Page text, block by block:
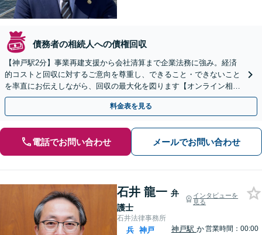
債務者の相続人への債権回収
【神戸駅2分】事業再建支援から会社清算まで企業法務に強み。経済
的コストと回収に対するご意向を尊重し、できること・できないこと
を率直にお伝えしながら、回収の最大化を図ります【オンライン相談
OK】【夜間・休日相談可（要予約）】
料金表を見る
電話でお問い合わせ メールでお問い合わせ
石井 龍一 弁
護士
インタビューを
見る
石井法律事務所
兵
神戸
神戸駅 か営業時間：00:00